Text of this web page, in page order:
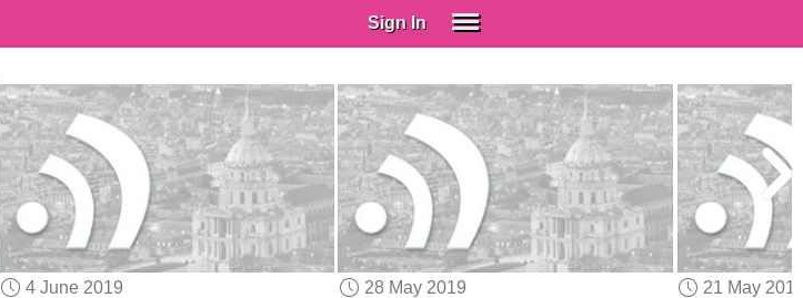
Sign In
Spanish (Spain)
Spanish (Latino)
SUBSCRIBE
EDUCATIONAL LICENSES
GIFT CARDS
4 June 2019
28 May 2019
21 May